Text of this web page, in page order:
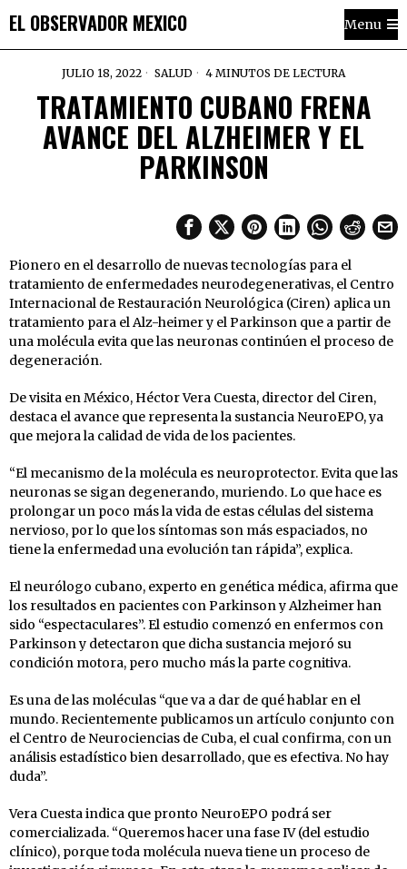
EL OBSERVADOR MEXICO Menu
JULIO 18, 2022 SALUD 4 MINUTOS DE LECTURA
TRATAMIENTO CUBANO FRENA
AVANCE DEL ALZHEIMER Y EL
PARKINSON
Pionero en el desarrollo de nuevas tecnologías para el
tratamiento de enfermedades neurodegenerativas, el Centro
Internacional de Restauración Neurológica (Ciren) aplica un
tratamiento para el Alz-heimer y el Parkinson que a partir de
una molécula evita que las neuronas continúen el proceso de
degeneración.
De visita en México, Héctor Vera Cuesta, director del Ciren,
destaca el avance que representa la sustancia NeuroEPO, ya
que mejora la calidad de vida de los pacientes.
“El mecanismo de la molécula es neuroprotector. Evita que las
neuronas se sigan degenerando, muriendo. Lo que hace es
prolongar un poco más la vida de estas células del sistema
nervioso, por lo que los síntomas son más espaciados, no
tiene la enfermedad una evolución tan rápida”, explica.
El neurólogo cubano, experto en genética médica, afirma que
los resultados en pacientes con Parkinson y Alzheimer han
sido “espectaculares”. El estudio comenzó en enfermos con
Parkinson y detectaron que dicha sustancia mejoró su
condición motora, pero mucho más la parte cognitiva.
Es una de las moléculas “que va a dar de qué hablar en el
mundo. Recientemente publicamos un artículo conjunto con
el Centro de Neurociencias de Cuba, el cual confirma, con un
análisis estadístico bien desarrollado, que es efectiva. No hay
duda”.
Vera Cuesta indica que pronto NeuroEPO podrá ser
comercializada. “Queremos hacer una fase IV (del estudio
clínico), porque toda molécula nueva tiene un proceso de